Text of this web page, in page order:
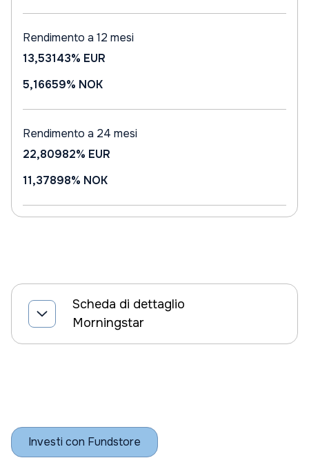
Rendimento a 12 mesi
13,53143% EUR
5,16659% NOK
Rendimento a 24 mesi
22,80982% EUR
11,37898% NOK
Scheda di dettaglio
Morningstar
Investi con Fundstore